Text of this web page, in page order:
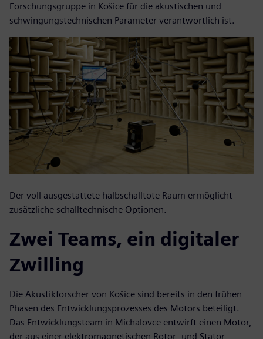
Forschungsgruppe in Košice für die akustischen und
schwingungstechnischen Parameter verantwortlich ist.
Der voll ausgestattete halbschalltote Raum ermöglicht
zusätzliche schalltechnische Optionen.
Zwei Teams, ein digitaler
Zwilling
Die Akustikforscher von Košice sind bereits in den frühen
Phasen des Entwicklungsprozesses des Motors beteiligt.
Das Entwicklungsteam in Michalovce entwirft einen Motor,
der aus einer elektromagnetischen Rotor- und Stator-